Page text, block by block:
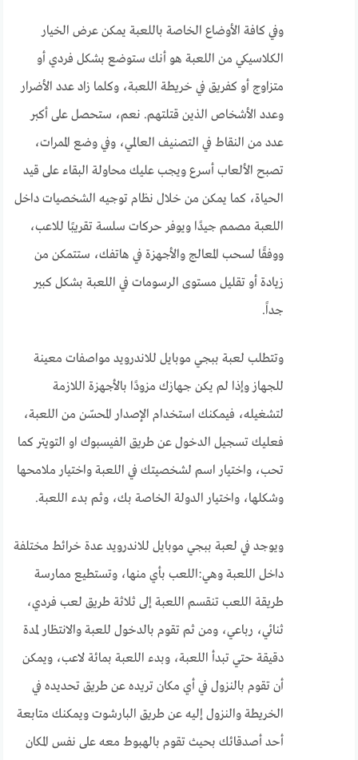
وفي كافة الأوضاع الخاصة باللعبة يمكن عرض الخيار
الكلاسيكي من اللعبة هو أنك ستوضع بشكل فردي أو
متزاوج أو كفريق في خريطة اللعبة، وكلما زاد عدد الأضرار
وعدد الأشخاص الذين قتلتهم. نعم، ستحصل على أكبر
عدد من النقاط في التصنيف العالمي، وفي وضع الممرات،
تصبح الألعاب أسرع ويجب عليك محاولة البقاء على قيد
الحياة، كما يمكن من خلال نظام توجيه الشخصيات داخل
اللعبة مصمم جيدًا ويوفر حركات سلسة تقريبًا للاعب،
ووفقًا لسحب المعالج والأجهزة في هاتفك، ستتمكن من
زيادة أو تقليل مستوى الرسومات في اللعبة بشكل كبير
جداً.
وتتطلب لعبة ببجي موبايل للاندرويد مواصفات معينة
للجهاز وإذا لم يكن جهازك مزودًا بالأجهزة اللازمة
لتشغيله، فيمكنك استخدام الإصدار المحسّن من اللعبة،
فعليك تسجيل الدخول عن طريق الفيسبوك او التويتر كما
تحب، واختيار اسم لشخصيتك في اللعبة واختيار ملامحها
وشكلها، واختيار الدولة الخاصة بك، وثم بدء اللعبة.
ويوجد في لعبة ببجي موبايل للاندرويد عدة خرائط مختلفة
داخل اللعبة وهي:اللعب بأي منها، وتستطيع ممارسة
طريقة اللعب تنقسم اللعبة إلى ثلاثة طريق لعب فردي،
ثنائي، رباعي، ومن ثم تقوم بالدخول للعبة والانتظار لمدة
دقيقة حتي تبدأ اللعبة، وبدء اللعبة بمائة لاعب، ويمكن
أن تقوم بالنزول في أي مكان تريده عن طريق تحديده في
الخريطة والنزول إليه عن طريق البارشوت ويمكنك متابعة
أحد أصدقائك بحيث تقوم بالهبوط معه على نفس المكان